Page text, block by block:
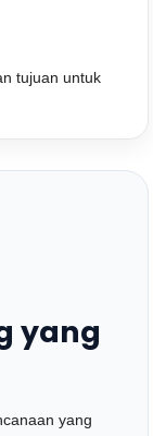
tujuan untuk
yang
yang